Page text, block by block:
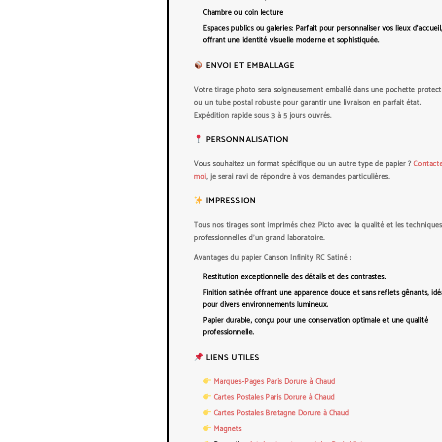
Chambre ou coin lecture
Espaces publics ou galeries: Parfait pour personnaliser vos lieux d’accueil,
offrant une identité visuelle moderne et sophistiquée.
ENVOI ET EMBALLAGE
Votre tirage photo sera soigneusement emballé dans une pochette
ou un tube postal robuste pour garantir une livraison en parfait état.
Expédition rapide sous 3 à 5 jours ouvrés.
PERSONNALISATION
Vous souhaitez un format spécifique ou un autre type de papier ?
moi, je serai ravi de répondre à vos demandes particulières.
IMPRESSION
Tous nos tirages sont imprimés chez Pictoavec la qualité et les techniques
professionnelles d’un grand laboratoire.
Avantages du papier Canson Infinity RC Satiné :
Restitution exceptionnelle des détails et des contrastes.
Finition satinée offrant une apparence douce et sans reflets gênants,
pour divers environnements lumineux.
Papier durable, conçu pour une conservation optimale et une qualité
professionnelle.
LIENS UTILES
Marques-Pages Paris Dorure à Chaud
Cartes Postales Paris Dorure à Chaud
Cartes Postales Bretagne Dorure à Chaud
Magnets